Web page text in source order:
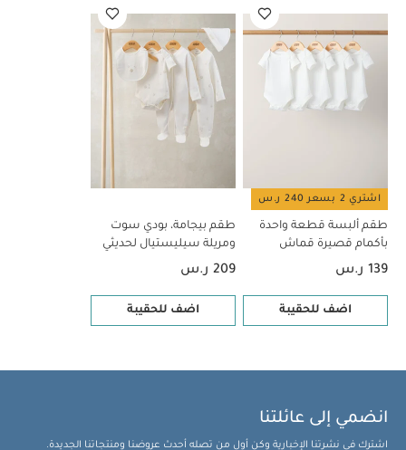
اشتري 2 بسعر 240 ر.س
طقم ألبسة قطعة واحدة
بأكمام قصيرة قماش
عضوي بلون أبيض - 5 قطع
139 ر.س
اضف للحقيبة
طقم بيجامة، بودي سوت
ومريلة سيليستيال لحديثي
الولادة، 5 قطع
209 ر.س
اضف للحقيبة
انضمي إلى عائلتنا
اشترك في نشرتنا الإخبارية وكن أول من تصله أحدث عروضنا ومنتجاتنا الجديدة.